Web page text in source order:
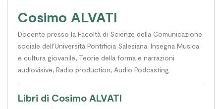
Cosimo ALVATI
Docente presso la Facoltà di Scienze della Comunicazione
sociale dell'Università Pontificia Salesiana. Insegna Musica
e cultura giovanile, Teorie della forma e narrazioni
audiovisive, Radio production, Audio Podcasting.
Libri di Cosimo ALVATI